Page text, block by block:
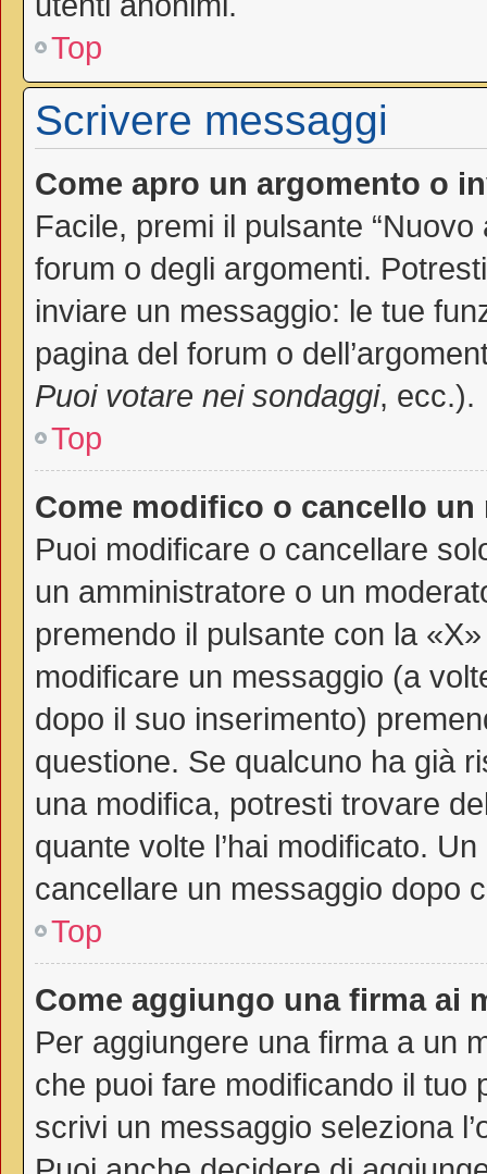
Top
Scrivere messaggi
Come apro un argomento o
Facile, premi il pulsante
forum o degli argomenti.
inviare un messaggio: le tue
pagina del forum o
Puoi votare nei sondaggi, ecc.).
Top
Come modifico o cancello un
Puoi modificare o cancellare
un amministratore o un
premendo il pulsante con la
modificare un messaggio (a
dopo il suo inserimento)
questione. Se qualcuno ha già
una modifica, potresti trovare
quante volte l’hai modificato.
cancellare un messaggio dopo
Top
Come aggiungo una firma ai
Per aggiungere una firma a un
che puoi fare modificando il tuo
scrivi un messaggio seleziona